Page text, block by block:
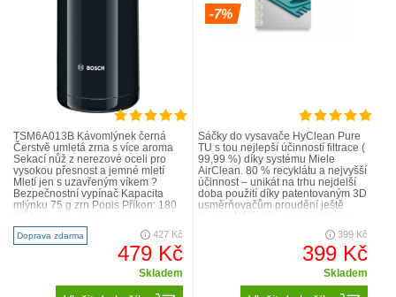
TSM6A013B Kávomlýnek černá
Čerstvě umletá zrna s více aroma
Sekací nůž z nerezové oceli pro
vysokou přesnost a jemné mletí
Mletí jen s uzavřeným víkem ?
Bezpečnostní vypínač Kapacita
mlýnku 75 g zrn Popis Příkon: 180
víkem Pro 75 g ..
Doprava zdarma 427 Kč
479 Kč
Skladem
-7%
Sáčky do vysavače HyClean Pure
TU s tou nejlepší účinností filtrace (
99,99 %) díky systému Miele
AirClean. 80 % recyklátu a nejvyšší
účinnost – unikát na trhu nejdelší
doba použití díky patentovaným 3D
usměrňovačům proudění ještě
399 Kč
399 Kč
Skladem